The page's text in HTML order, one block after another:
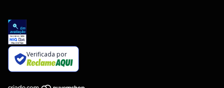
Verificada por